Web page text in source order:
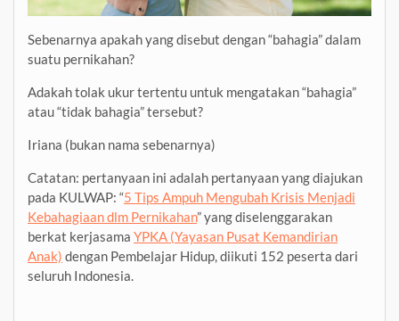
Sebenarnya apakah yang disebut dengan “bahagia” dalam
suatu pernikahan?
Adakah tolak ukur tertentu untuk mengatakan “bahagia”
atau “tidak bahagia” tersebut?
Iriana (bukan nama sebenarnya)
Catatan: pertanyaan ini adalah pertanyaan yang diajukan
pada KULWAP: “5 Tips Ampuh Mengubah Krisis Menjadi
Kebahagiaan dlm Pernikahan” yang diselenggarakan
berkat kerjasama YPKA (Yayasan Pusat Kemandirian
Anak) dengan Pembelajar Hidup, diikuti 152 peserta dari
seluruh Indonesia.